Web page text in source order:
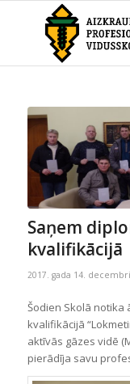
Saņem
kvalifikācijā
2017. gada 14.
Šodien Skolā
kvalifikācijā
aktīvās gāzes vidē
pierādīja savu